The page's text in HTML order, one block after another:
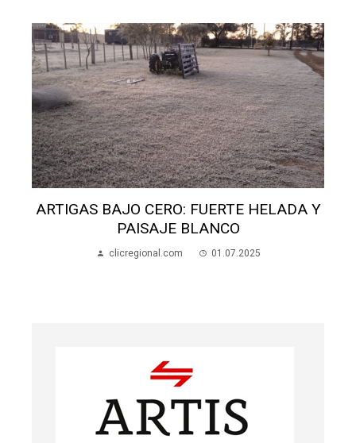
ARTIGAS BAJO CERO: FUERTE HELADA Y
PAISAJE BLANCO
clicregional.com 01.07.2025